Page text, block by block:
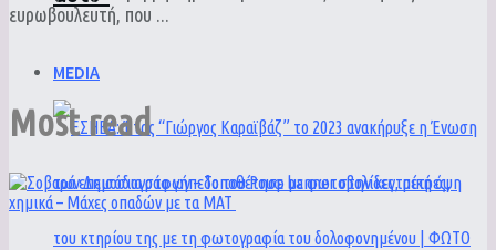
MEDIA
ευρωβουλευτή, που ...
Most read